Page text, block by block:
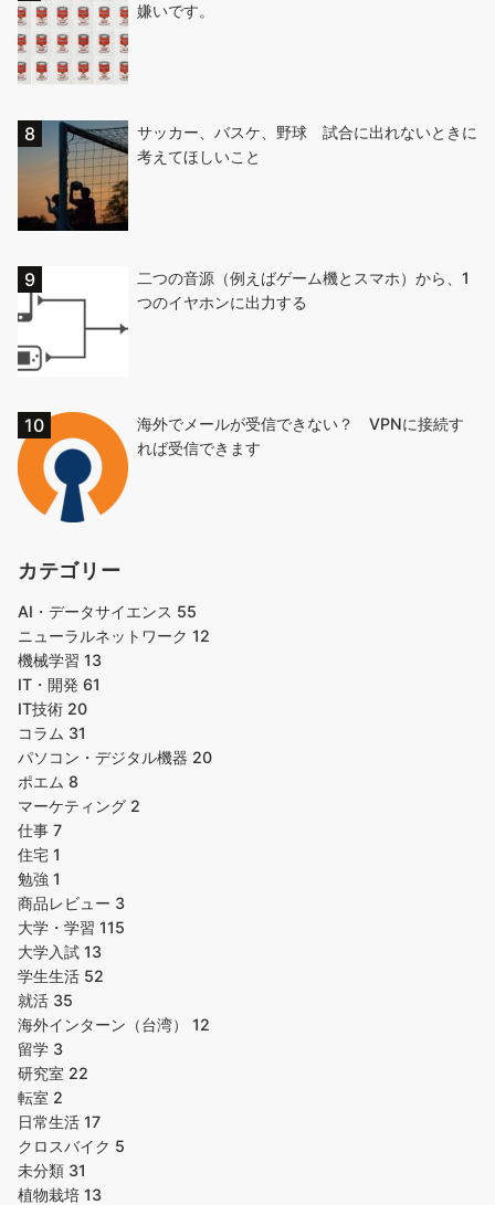
嫌いです。
サッカー、バスケ、野球 試合に出れないときに
考えてほしいこと
二つの音源（例えばゲーム機とスマホ）から、1
つのイヤホンに出力する
海外でメールが受信できない？ VPNに接続す
れば受信できます
カテゴリー
AI・データサイエンス 55
ニューラルネットワーク 12
機械学習 13
IT・開発 61
IT技術 20
コラム 31
パソコン・デジタル機器 20
ポエム 8
マーケティング 2
仕事 7
住宅 1
勉強 1
商品レビュー 3
大学・学習 115
大学入試 13
学生生活 52
就活 35
海外インターン（台湾） 12
留学 3
研究室 22
転室 2
日常生活 17
クロスバイク 5
未分類 31
植物栽培 13